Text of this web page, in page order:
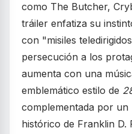
como The Butcher,
tráiler enfatiza su
con "misiles
persecución a los
aumenta con una
emblemático estilo de
complementada por un
histórico de Franklin D.